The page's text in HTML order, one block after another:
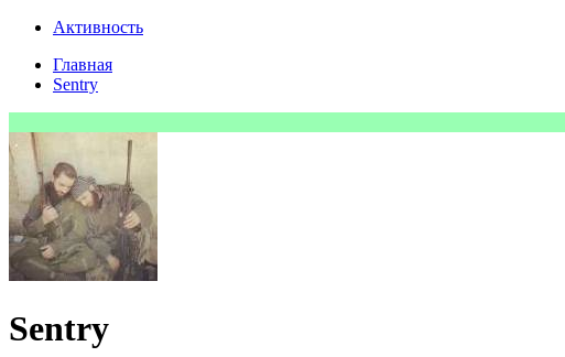
Активность
Главная
Sentry
Sentry